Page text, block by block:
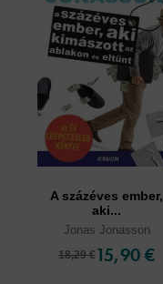
A százéves ember,
aki...
Jonas Jonasson
18,29 €15,90 €